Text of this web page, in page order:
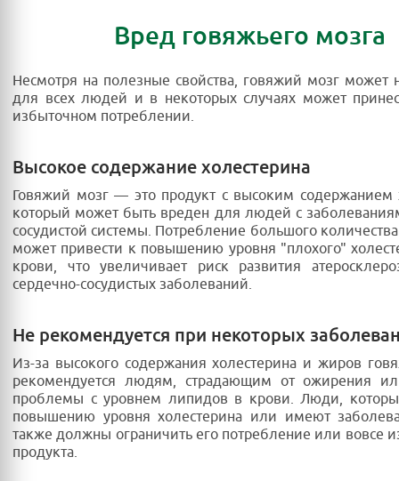
Вред говяжьего мозга
Несмотря на полезные свойства, говяжий мозг может
для всех людей и в некоторых случаях может
избыточном потреблении.
Высокое содержание холестерина
Говяжий мозг — это продукт с высоким содержанием
который может быть вреден для людей с
сосудистой системы. Потребление большого
может привести к повышению уровня "плохого"
крови, что увеличивает риск развития
сердечно-сосудистых заболеваний.
Не рекомендуется при некоторых
Из-за высокого содержания холестерина и жиров
рекомендуется людям, страдающим от ожирения
проблемы с уровнем липидов в крови. Люди,
повышению уровня холестерина или имеют
также должны ограничить его потребление или вовсе
продукта.